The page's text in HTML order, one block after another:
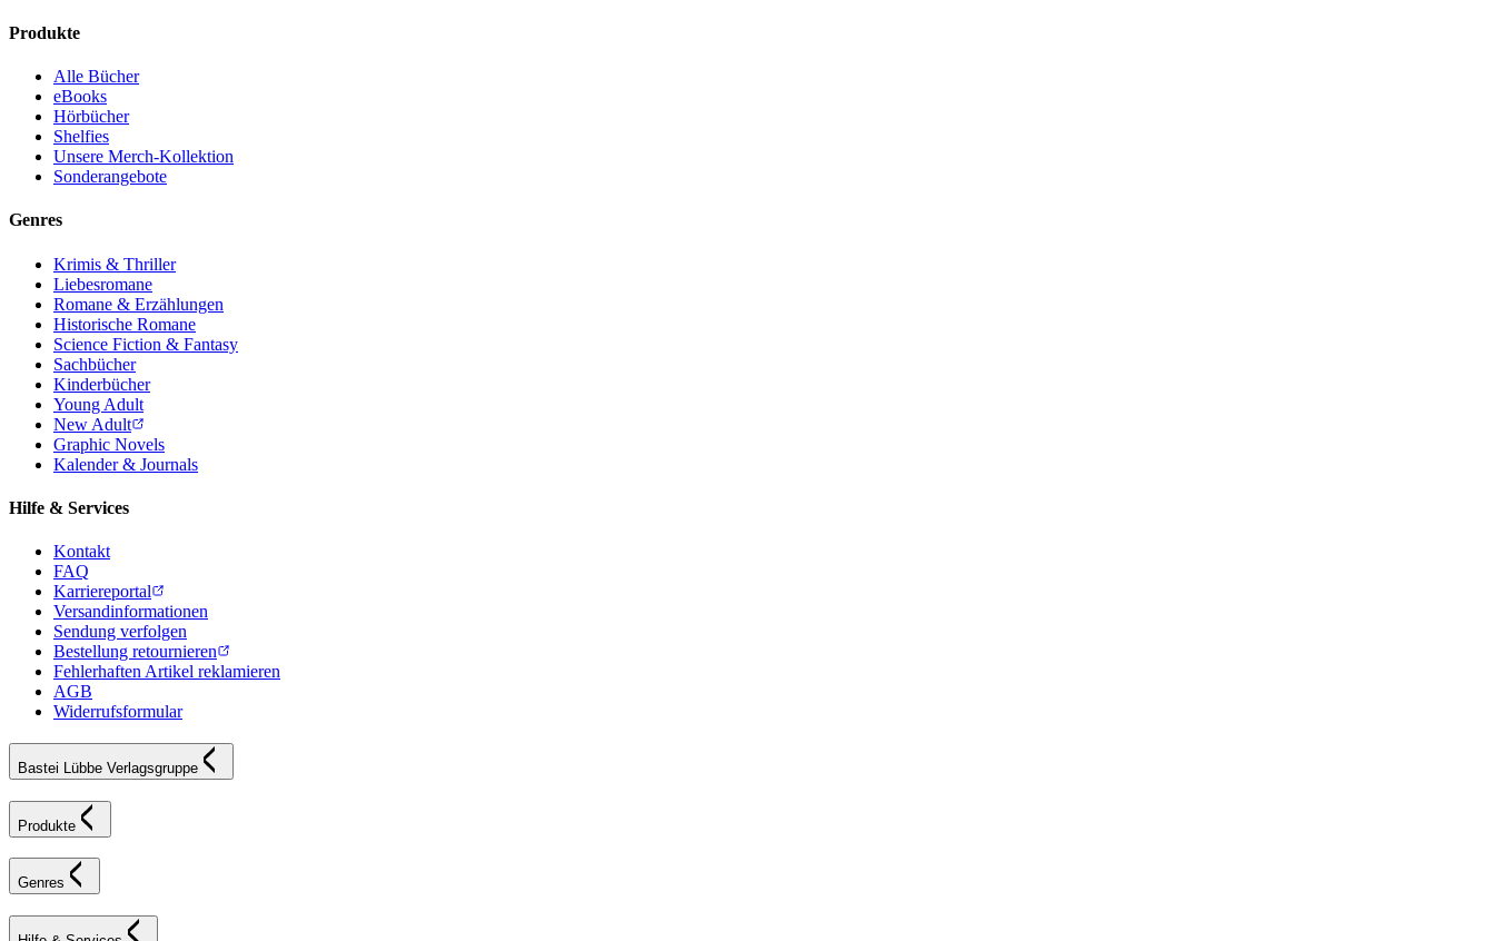
Produkte
Alle Bücher
eBooks
Hörbücher
Shelfies
Unsere Merch-Kollektion
Sonderangebote
Genres
Krimis & Thriller
Liebesromane
Romane & Erzählungen
Historische Romane
Science Fiction & Fantasy
Sachbücher
Kinderbücher
Young Adult
New Adult
Graphic Novels
Kalender & Journals
Hilfe & Services
Kontakt
FAQ
Karriereportal
Versandinformationen
Sendung verfolgen
Bestellung retournieren
Fehlerhaften Artikel reklamieren
AGB
Widerrufsformular
Bastei Lübbe Verlagsgruppe
Produkte
Genres